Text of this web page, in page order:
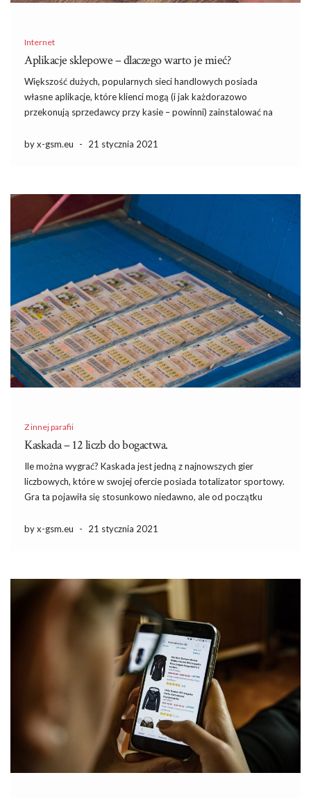
Internet
Aplikacje sklepowe – dlaczego warto je mieć?
Większość dużych, popularnych sieci handlowych posiada
własne aplikacje, które klienci mogą (i jak każdorazowo
przekonują sprzedawcy przy kasie – powinni) zainstalować na
marki i produktów, które oferuje. Czy aplikacje te mają jednak
by x-gsm.eu - 21 stycznia 2021
Z innej parafii
Kaskada – 12 liczb do bogactwa.
Ile można wygrać? Kaskada jest jedną z najnowszych gier
liczbowych, które w swojej ofercie posiada totalizator sportowy.
Gra ta pojawiła się stosunkowo niedawno, ale od początku
typują liczby w kaskadzie, gdyż jej wyjątkowy charakter zachęca
by x-gsm.eu - 21 stycznia 2021